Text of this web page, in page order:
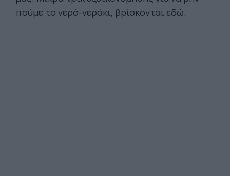
πούμε το νερό-νεράκι, βρίσκονται εδώ.